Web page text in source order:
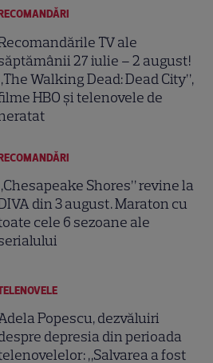
TV ale
27 iulie – 2 august!
Walking Dead: Dead City”,
HBO și telenovele de
Shores” revine la
din 3 august. Maraton cu
cele 6 sezoane ale
Popescu, dezvăluiri
depresia din perioada
„Salvarea a fost